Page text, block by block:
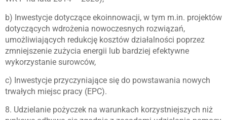
b) Inwestycje dotyczące ekoinnowacji, w tym m.in. projektów
dotyczących wdrożenia nowoczesnych rozwiązań,
umożliwiających redukcję kosztów działalności poprzez
zmniejszenie zużycia energii lub bardziej efektywne
wykorzystanie surowców,
c) Inwestycje przyczyniające się do powstawania nowych
trwałych miejsc pracy (EPC).
8. Udzielanie pożyczek na warunkach korzystniejszych niż